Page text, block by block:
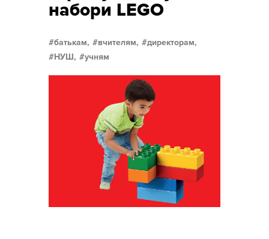
набори LEGO
батькам, вчителям,
директорам,
НУШ,
учням